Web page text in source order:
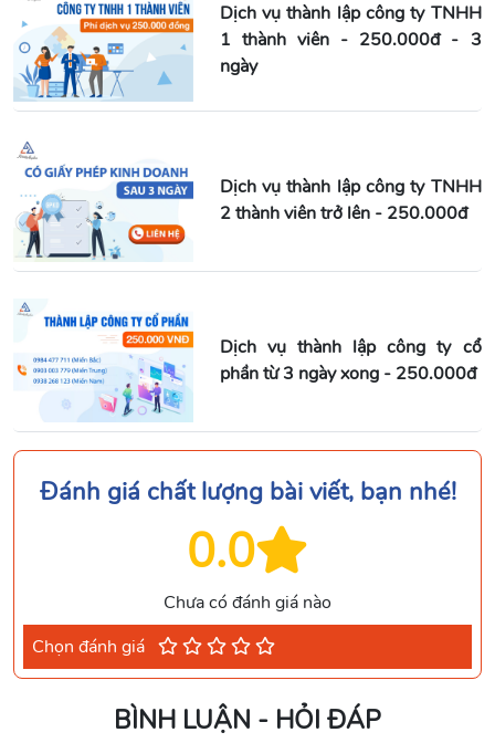
Dịch vụ thành lập công ty TNHH
1 thành viên - 250.000đ - 3
ngày
Dịch vụ thành lập công ty TNHH
2 thành viên trở lên - 250.000đ
Dịch vụ thành lập công ty cổ
phần từ 3 ngày xong - 250.000đ
Đánh giá chất lượng bài viết, bạn nhé!
0.0
Chưa có đánh giá nào
Chọn đánh giá
BÌNH LUẬN - HỎI ĐÁP